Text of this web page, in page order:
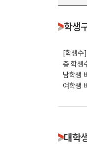
학생
[학생수]
총 학생
남학생
여학생
대학